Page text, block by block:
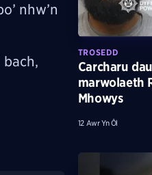
nhw’n
TROSEDD
Carcharu
marwolaeth
Mhowys
12 Awr Yn Ôl